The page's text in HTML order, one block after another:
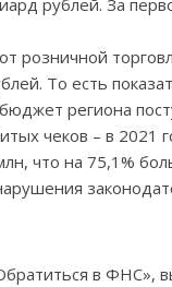
рублей. За
розничной
То есть
региона
чеков – в 2021
что на 75,1%
в ФНС»,